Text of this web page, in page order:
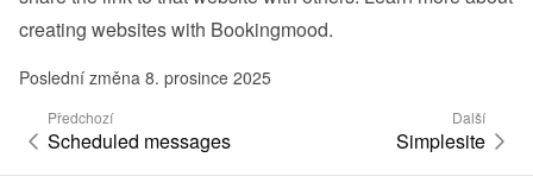
creating websites with Bookingmood.
Poslední změna 8. prosince 2025
Předchozí
Scheduled messages
Další
Simplesite